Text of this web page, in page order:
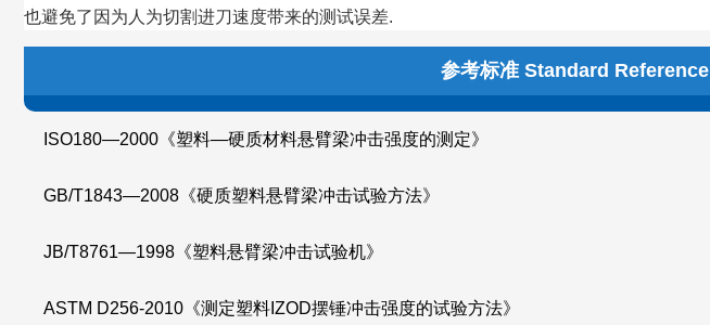
也避免了因为人为切割进刀速度带来的测试误差.
参考标准 Standard Reference
ISO180—2000《塑料—硬质材料悬臂梁冲击强度的测定》
GB/T1843—2008《硬质塑料悬臂梁冲击试验方法》
JB/T8761—1998《塑料悬臂梁冲击试验机》
ASTM D256-2010 《测定塑料IZOD摆锤冲击强度的试验方法》